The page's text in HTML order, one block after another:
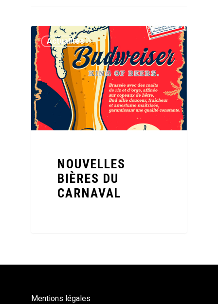
Actualités
NOUVELLES
BIÈRES DU
CARNAVAL
Mentions légales